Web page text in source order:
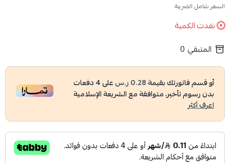
السعر شامل الضريبة
نفدت الكمية
المتبقي 0
أو قسم فاتورتك بقيمة0.28 ر.س على4دفعات
بدون رسوم تأخير، متوافقة مع الشريعة الإسلامية
اعرف أكثر